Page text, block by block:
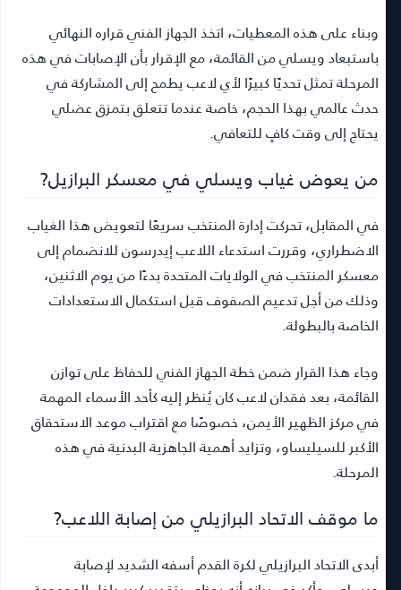
وبناء على هذه المعطيات، اتخذ الجهاز الفني قراره النهائي
باستبعاد ويسلي من القائمة، مع الإقرار بأن الإصابات في هذه
المرحلة تمثل تحديًا كبيرًا لأي لاعب يطمح إلى المشاركة في
حدث عالمي بهذا الحجم، خاصة عندما تتعلق بتمزق عضلي
يحتاج إلى وقت كافٍ للتعافي.
من يعوض غياب ويسلي في معسكر البرازيل?
في المقابل، تحركت إدارة المنتخب سريعًا لتعويض هذا الغياب
الاضطراري، وقررت استدعاء اللاعب إيدرسون للانضمام إلى
معسكر المنتخب في الولايات المتحدة بدءًا من يوم الاثنين،
وذلك من أجل تدعيم الصفوف قبل استكمال الاستعدادات
الخاصة بالبطولة.
وجاء هذا القرار ضمن خطة الجهاز الفني للحفاظ على توازن
القائمة، بعد فقدان لاعب كان يُنظر إليه كأحد الأسماء المهمة
في مركز الظهير الأيمن، خصوصًا مع اقتراب موعد الاستحقاق
الأكبر للسيليساو، وتزايد أهمية الجاهزية البدنية في هذه
المرحلة.
ما موقف الاتحاد البرازيلي من إصابة اللاعب?
أبدى الاتحاد البرازيلي لكرة القدم أسفه الشديد لإصابة